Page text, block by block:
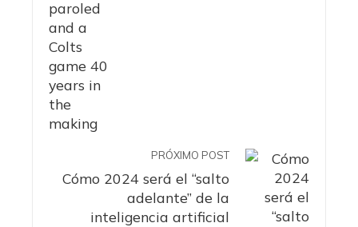
PRÓXIMO POST
Cómo 2024 será el “salto
adelante” de la
inteligencia artificial